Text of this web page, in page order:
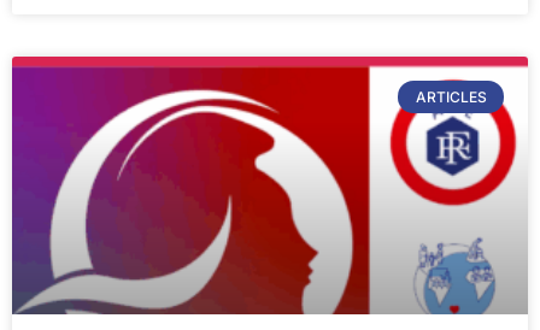
ARTICLES